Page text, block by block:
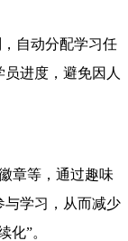
自动分配学习任
进度，避免因人
章等，通过趣味
与学习，从而减少
化”。